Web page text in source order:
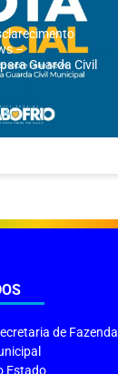
–
Guarda Civil
de Fazenda
Estado